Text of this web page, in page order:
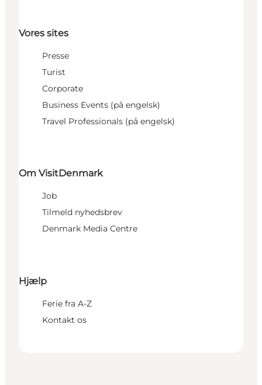
Vores sites
Presse
Turist
Corporate
Business Events (på engelsk)
Travel Professionals (på engelsk)
Om VisitDenmark
Job
Tilmeld nyhedsbrev
Denmark Media Centre
Hjælp
Ferie fra A-Z
Kontakt os